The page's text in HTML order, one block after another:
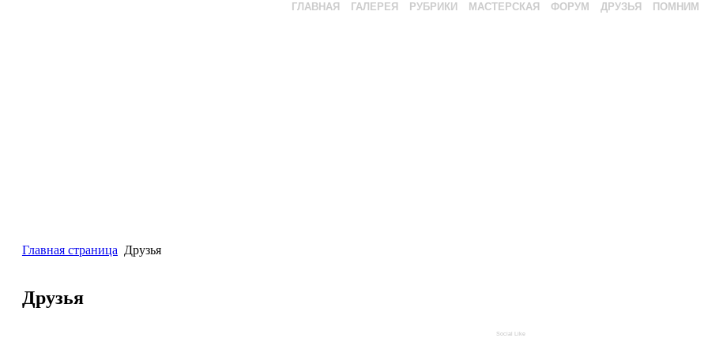
ГЛАВНАЯ ГАЛЕРЕЯ РУБРИКИ МАСТЕРСКАЯ ФОРУМ ДРУЗЬЯ ПОМНИМ
Главная страница Друзья
Друзья
Social Like